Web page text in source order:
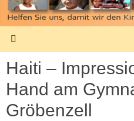
Haiti –
Hand am
Gröbenzell